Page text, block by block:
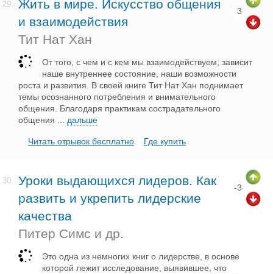
29.
Жить в мире. Искусство общения
и взаимодействия
Тит Нат Хан
3
От того, с чем и с кем мы взаимодействуем, зависит
наше внутреннее состояние, наши возможности
роста и развития. В своей книге Тит Нат Хан поднимает
темы осознанного потребления и внимательного
общения. Благодаря практикам сострадательного
общения
дальше
Читать отрывок бесплатно Где купить
30.
Уроки выдающихся лидеров. Как
развить и укрепить лидерские
качества
Питер Симс и др.
-3
Это одна из немногих книг о лидерстве, в основе
которой лежит исследование, выявившее, что